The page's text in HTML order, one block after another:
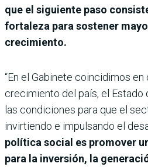
que el siguiente paso
fortaleza para sostener
crecimiento.
“En el Gabinete coincidimos
crecimiento del país, el Estado
las condiciones para que el
invirtiendo e impulsando el
política social es promover
para la inversión, la